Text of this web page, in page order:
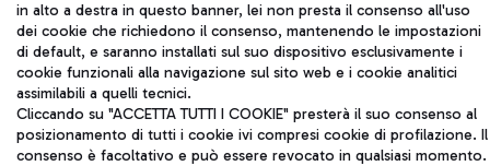
Roma FCO
L'aeroporto stellato
QUALITÀ SOSTENIBILITÀ INNOVAZIONE
in alto a destra in questo banner, lei non presta il consenso all'uso
dei cookie che richiedono il consenso, mantenendo le impostazioni
di default, e saranno installati sul suo dispositivo esclusivamente i
cookie funzionali alla navigazione sul sito web e i cookie analitici
assimilabili a quelli tecnici.
Cliccando su "ACCETTA TUTTI I COOKIE" presterà il suo consenso al
posizionamento di tutti i cookie ivi compresi cookie di profilazione. Il
consenso è facoltativo e può essere revocato in qualsiasi momento.